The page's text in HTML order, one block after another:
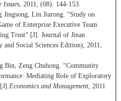
Issues, 2011, (08): 144-153.
Jingsong, Lin Jiarong. “Study on
of Enterprise Executive Team
Trust” [J]. Journal of Jinan
and Social Sciences Edition), 2011,
Bin, Zeng Chuhong. “Community
Mediating Role of Exploratory
Economics and Management, 2011